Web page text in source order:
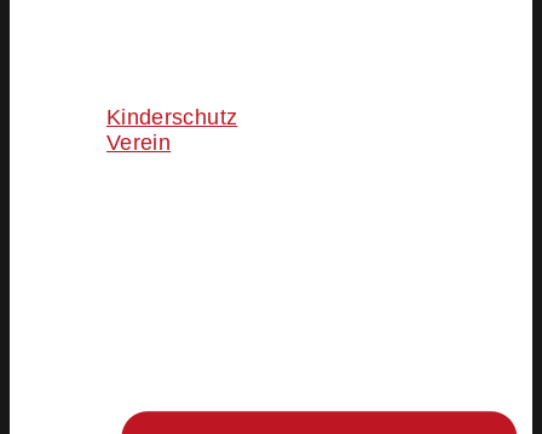
Kinderschutz
Verein